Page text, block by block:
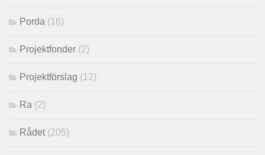
Porda (16)
Projektfonder (2)
Projektförslag (12)
Ra (2)
Rådet (205)